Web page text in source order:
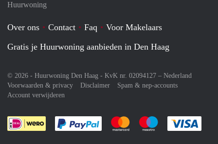
Huurwoning
Over ons Contact Faq
Voor Makelaars
Gratis je Huurwoning aanbieden in Den Haag
© 2026 - Huurwoning Den Haag - KvK nr. 02094127 – Nederland
Voorwaarden & privacy
Disclaimer
Spam & nep-accounts
Account verwijderen
Je rekent gemakkelijk af met Paypal
Je rekent gemakkelijk af met
Je rekent